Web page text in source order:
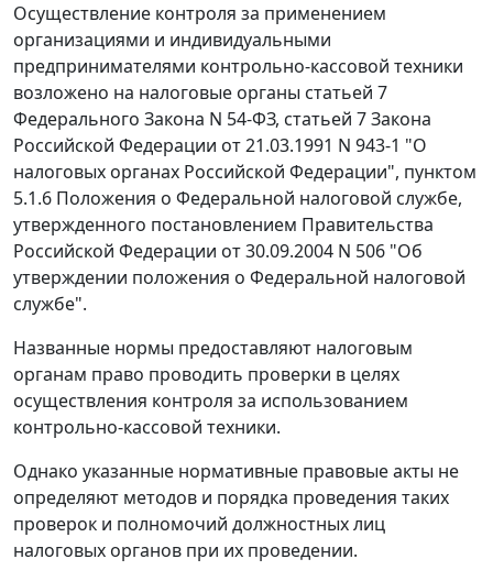
Осуществление контроля за применением
организациями и индивидуальными
предпринимателями контрольно-кассовой техники
возложено на налоговые органы статьей 7
Федерального Закона N 54-ФЗ, статьей 7Закона
Российской Федерации от 21.03.1991 N 943-1 "О
налоговых органах Российской Федерации", пунктом
5.1.6 Положения о Федеральной налоговой службе,
утвержденного постановлением Правительства
Российской Федерации от 30.09.2004 N 506 "Об
утверждении положения о Федеральной налоговой
службе".
Названные нормы предоставляют налоговым
органам право проводить проверки в целях
осуществления контроля за использованием
контрольно-кассовой техники.
Однако указанные нормативные правовые акты не
определяют методов и порядка проведения таких
проверок и полномочий должностных лиц
налоговых органов при их проведении.